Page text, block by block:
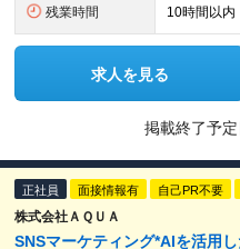
残業時間 10時間以内
求人を見る
掲載終了予定
正社員 面接情報有 自己PR不要
株式会社ＡＱＵＡ
SNSマーケティング*AIを活用